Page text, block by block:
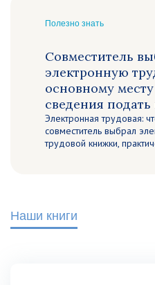
Полезно знать
Совместитель
электронную
основному
сведения
Электронная трудовая:
совместитель выбрал
трудовой книжки,
Наши книги